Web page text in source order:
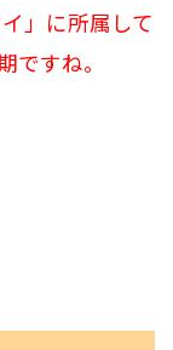
」に所属して
すね。